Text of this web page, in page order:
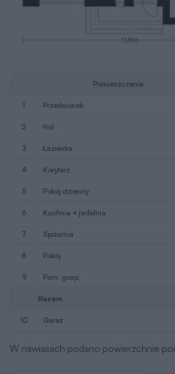
Pomieszczenie
1 przedsionek
2 hol
3 łazienka
4 korytarz
5 pokój dzienny
6 kuchnia + jadalnia
7 spiżarnia
8 pokój
9 pom. gosp.
Razem
10 garaż
W nawiasach podano powierzchnie